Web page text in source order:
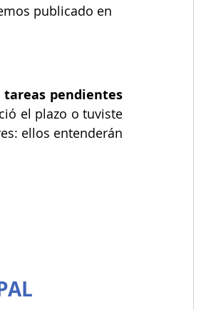
publicado en
tareas pendientes
el plazo o tuviste
ellos entenderán